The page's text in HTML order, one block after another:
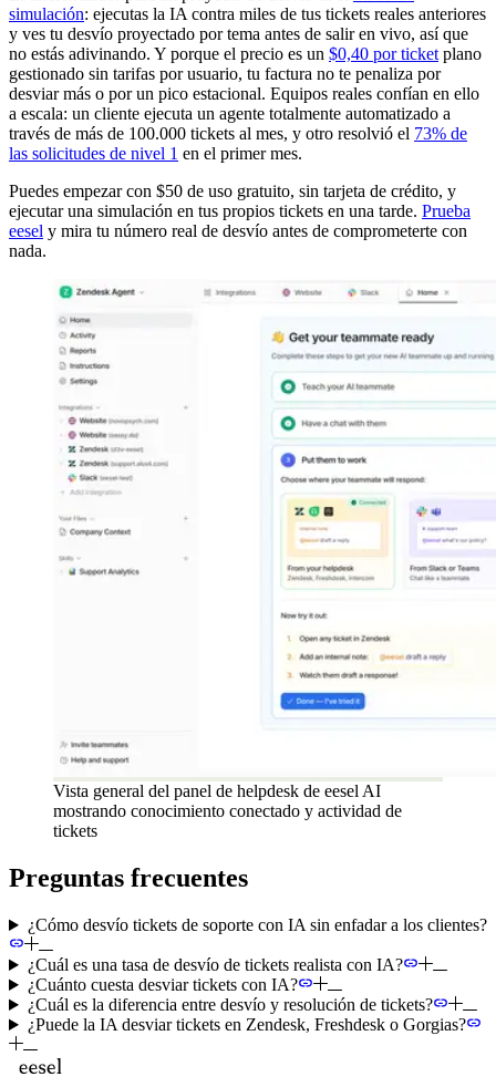
simulación: ejecutas la IA contra miles de tus tickets reales anteriores
y ves tu desvío proyectado por tema antes de salir en vivo, así que
no estás adivinando. Y porque el precio es un $0,40 por ticket plano
gestionado sin tarifas por usuario, tu factura no te penaliza por
desviar más o por un pico estacional. Equipos reales confían en ello
a escala: un cliente ejecuta un agente totalmente automatizado a
través de más de 100.000 tickets al mes, y otro resolvió el 73% de
las solicitudes de nivel 1 en el primer mes.
Puedes empezar con $50 de uso gratuito, sin tarjeta de crédito, y
ejecutar una simulación en tus propios tickets en una tarde. Prueba
eesel y mira tu número real de desvío antes de comprometerte con
nada.
Vista general del panel de helpdesk de eesel AI
mostrando conocimiento conectado y actividad de
tickets
Preguntas frecuentes
¿Cómo desvío tickets de soporte con IA sin enfadar a los clientes?
¿Cuál es una tasa de desvío de tickets realista con IA?
¿Cuánto cuesta desviar tickets con IA?
¿Cuál es la diferencia entre desvío y resolución de tickets?
¿Puede la IA desviar tickets en Zendesk, Freshdesk o Gorgias?